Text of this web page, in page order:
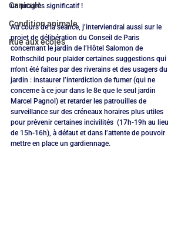
Canicule
Condition animale
Rue aux écoles
un progrès significatif !
Au cours de la séance, j’interviendrai aussi sur le
projet de délibération du Conseil de Paris
concernant le jardin de l’Hôtel Salomon de
Rothschild pour plaider certaines suggestions qui
m’ont été faites par des riverains et des usagers du
jardin : instaurer l’interdiction de fumer (qui ne
concerne à ce jour dans le 8e que le seul jardin
Marcel Pagnol) et retarder les patrouilles de
surveillance sur des créneaux horaires plus utiles
pour prévenir certaines incivilités  (17h-19h au lieu
de 15h-16h), à défaut et dans l’attente de pouvoir
mettre en place un gardiennage.